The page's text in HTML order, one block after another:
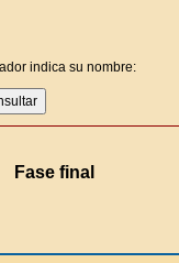
indica su nombre:
Fase final